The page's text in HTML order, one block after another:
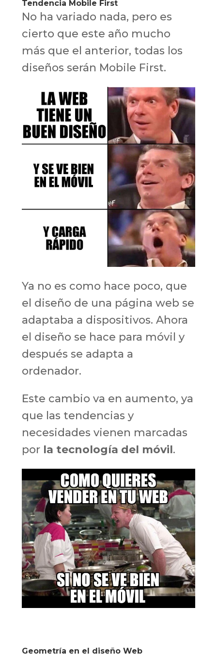
Tendencia Mobile First
No ha variado nada, pero es
cierto que este año mucho
más que el anterior, todas los
diseños serán Mobile First.
Ya no es como hace poco, que
el diseño de una página web se
adaptaba a dispositivos. Ahora
el diseño se hace para móvil y
después se adapta a
ordenador.
Este cambio va en aumento, ya
que las tendencias y
necesidades vienen marcadas
por la tecnología del móvil.
Geometría en el diseño Web